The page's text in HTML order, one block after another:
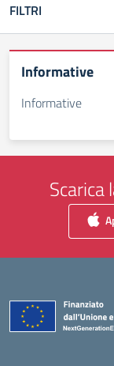
FILTRI
Informative
Informative
Scarica